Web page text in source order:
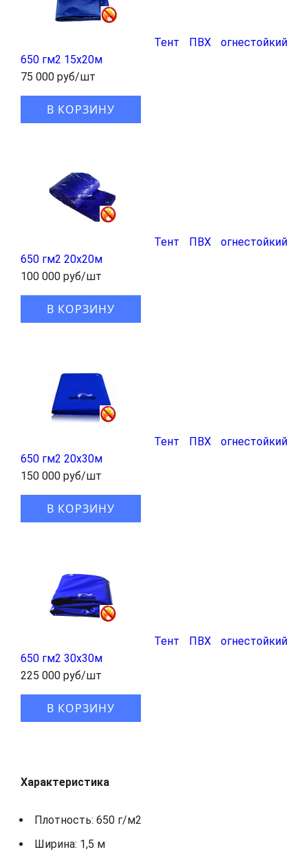
Тент ПВХ огнестойкий
650 гм2 15х20м
75 000 руб/шт
В КОРЗИНУ
Тент ПВХ огнестойкий
650 гм2 20х20м
100 000 руб/шт
В КОРЗИНУ
Тент ПВХ огнестойкий
650 гм2 20х30м
150 000 руб/шт
В КОРЗИНУ
Тент ПВХ огнестойкий
650 гм2 30х30м
225 000 руб/шт
В КОРЗИНУ
Характеристика
Плотность: 650 г/м2
Ширина: 1,5 м